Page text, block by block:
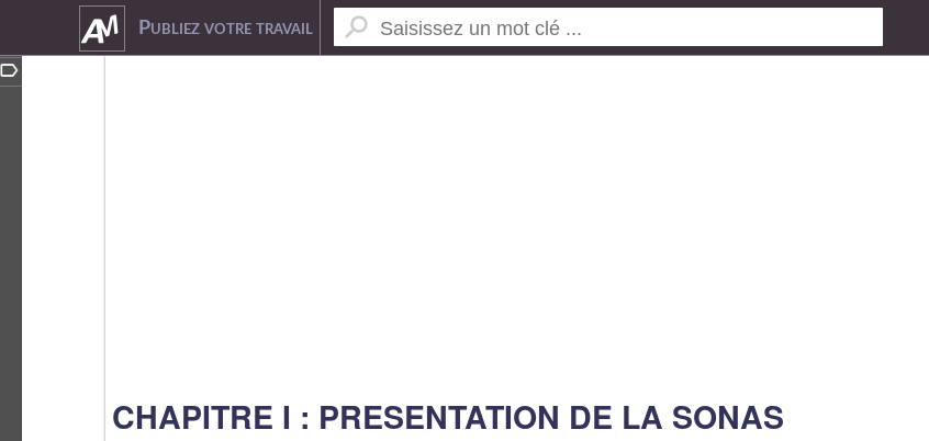
Publiez votre travail
CHAPITRE I : PRESENTATION DE LA SONAS